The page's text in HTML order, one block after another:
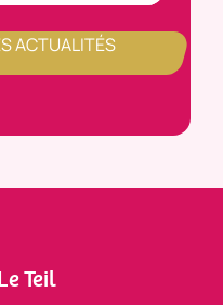
ACTUALITÉS
Teil